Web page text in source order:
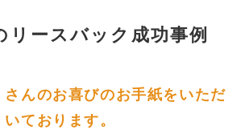
リースバック成功事例
さんのお喜びのお手紙をいただ
いております。